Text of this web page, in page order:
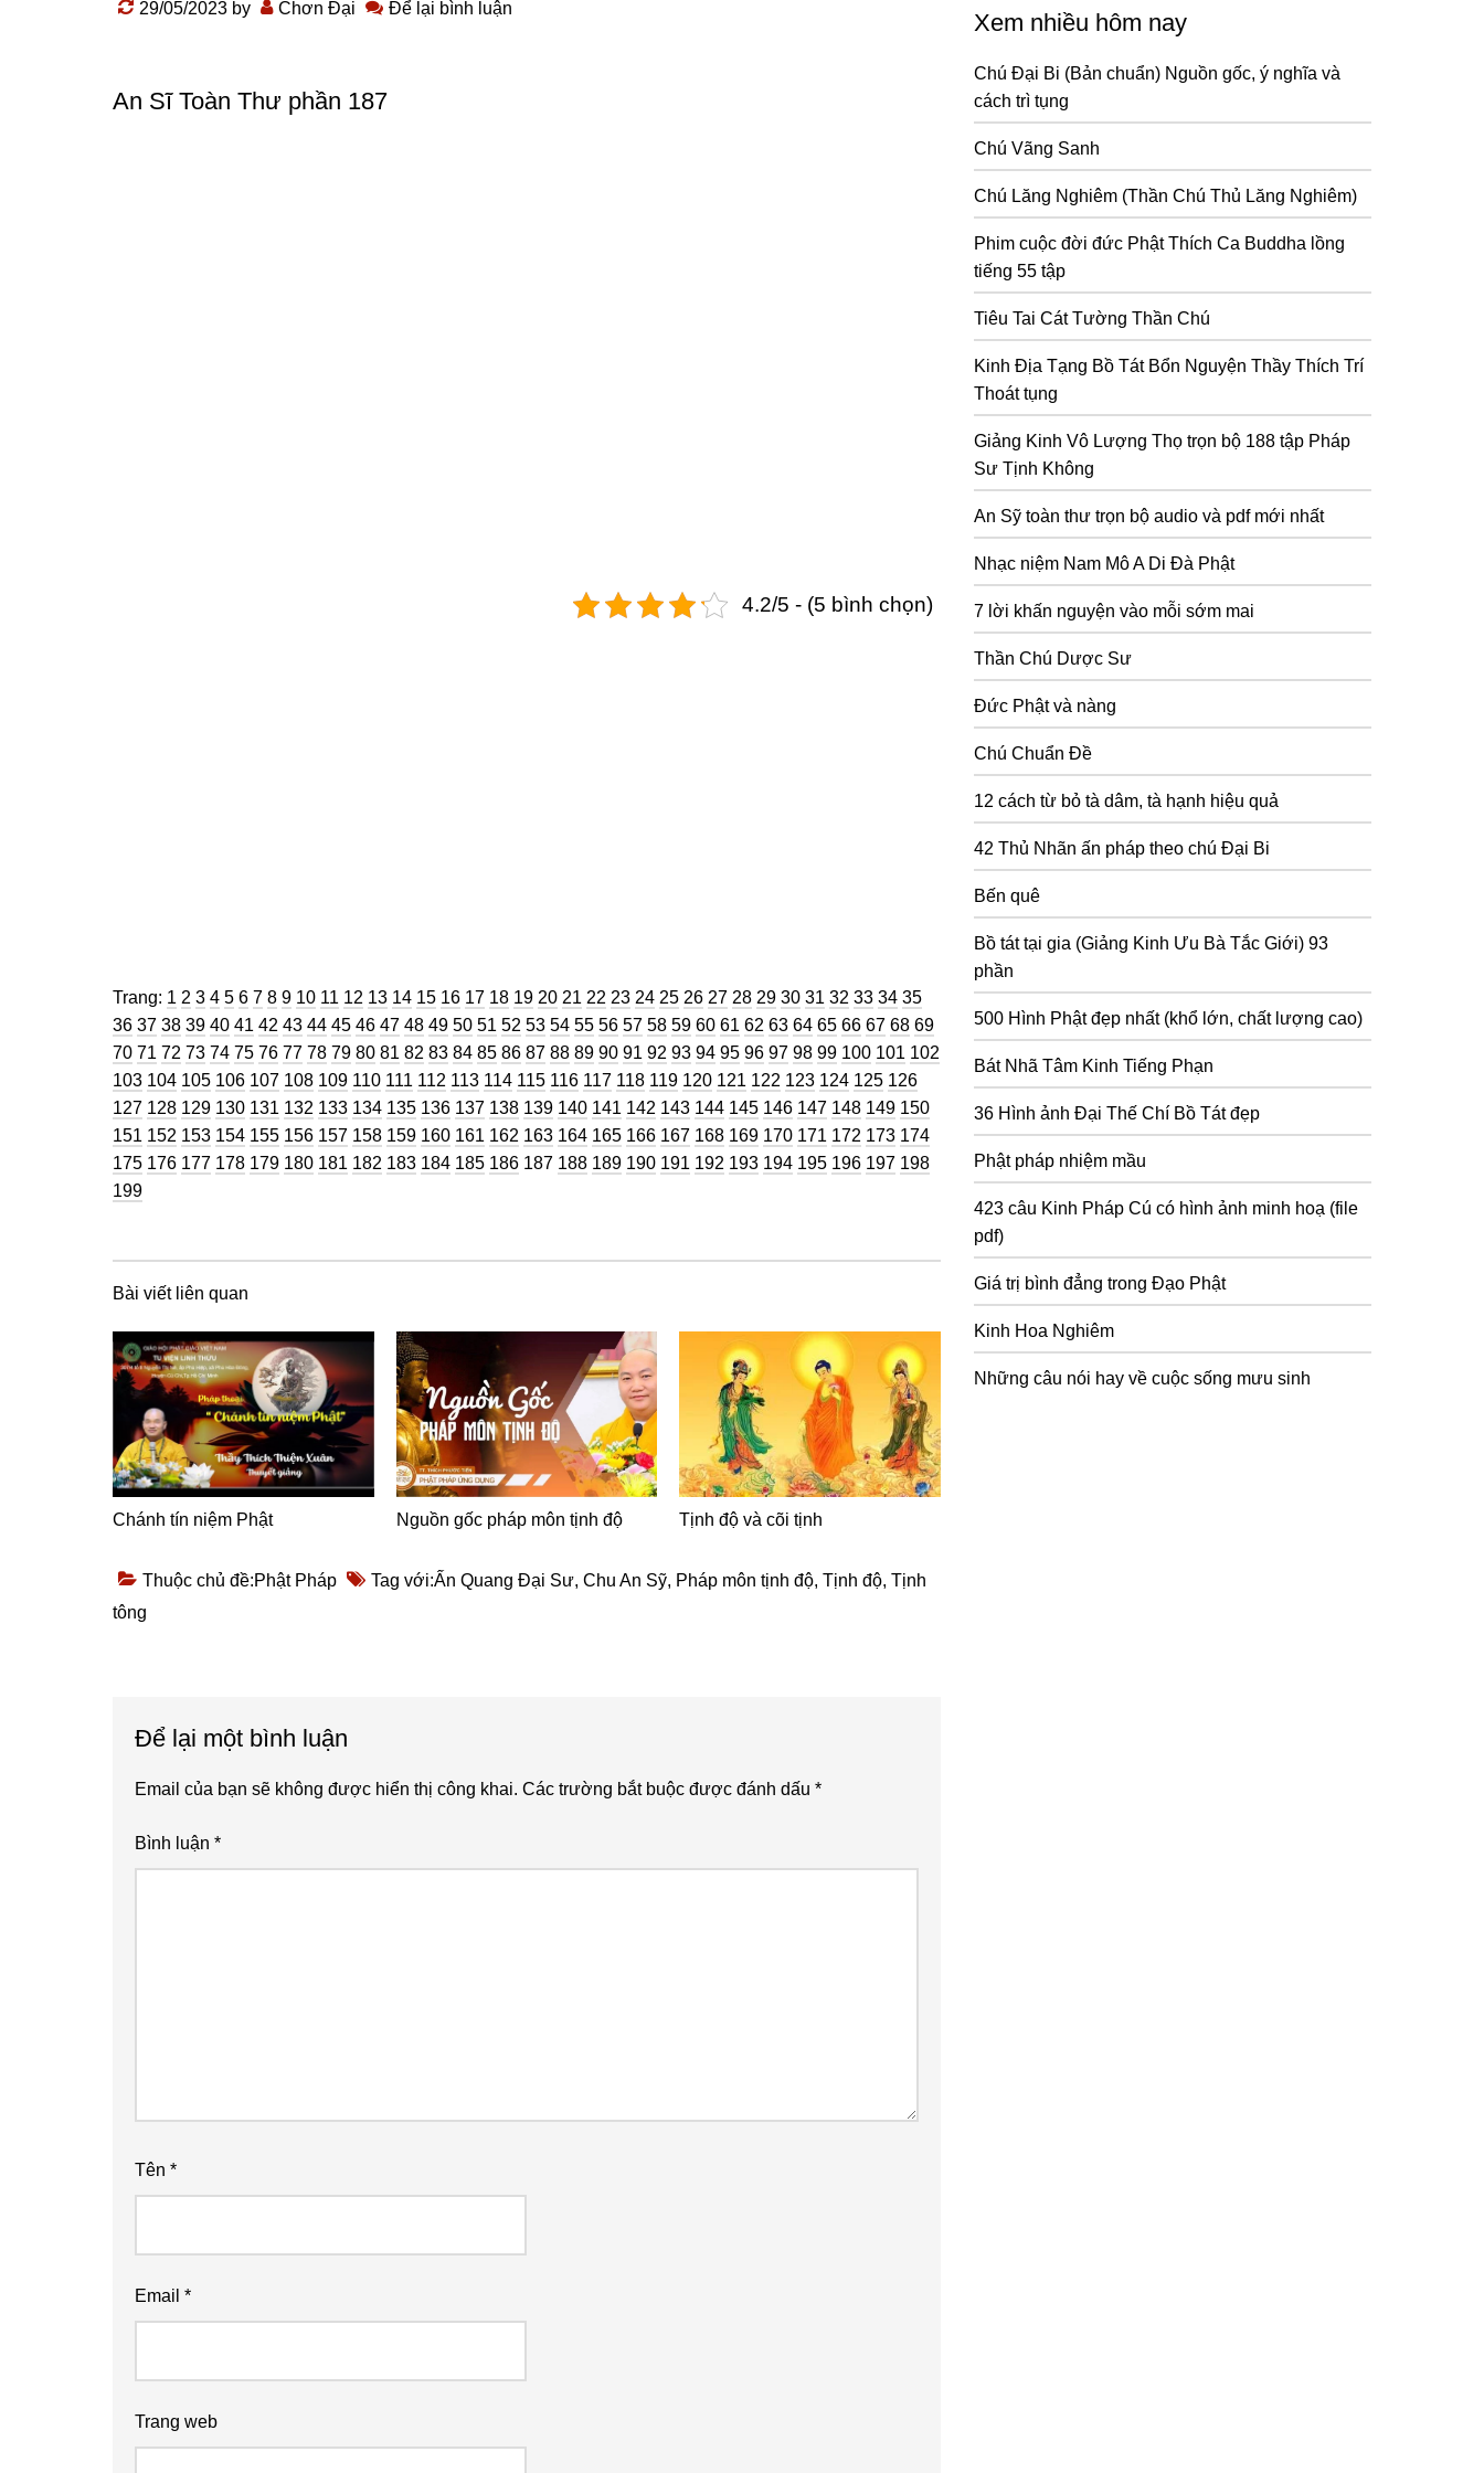
29/05/2023 by Chơn Đại Để lại bình luận
An Sĩ Toàn Thư phần 187
4.2/5 - (5 bình chọn)
Trang: Trang
1 Trang
2 Trang
3 Trang
4 Trang
5 Trang
6 Trang
7 Trang
8 Trang
9 Trang
10 Trang
11 Trang
12 Trang
13 Trang
14 Trang
15 Trang
16 Trang
17 Trang
18 Trang
19 Trang
20 Trang
21 Trang
22 Trang
23 Trang
24 Trang
25 Trang
26 Trang
27 Trang
28 Trang
29 Trang
30 Trang
31 Trang
32 Trang
33 Trang
34 Trang
35Trang
36 Trang
37 Trang
38 Trang
39 Trang
40 Trang
41 Trang
42 Trang
43 Trang
44 Trang
45 Trang
46 Trang
47 Trang
48 Trang
49 Trang
50 Trang
51 Trang
52 Trang
53 Trang
54 Trang
55 Trang
56 Trang
57 Trang
58 Trang
59 Trang
60 Trang
61 Trang
62 Trang
63 Trang
64 Trang
65 Trang
66 Trang
67 Trang
68 Trang
69Trang
70 Trang
71 Trang
72 Trang
73 Trang
74 Trang
75 Trang
76 Trang
77 Trang
78 Trang
79 Trang
80 Trang
81 Trang
82 Trang
83 Trang
84 Trang
85 Trang
86 Trang
87 Trang
88 Trang
89 Trang
90 Trang
91 Trang
92 Trang
93 Trang
94 Trang
95 Trang
96 Trang
97 Trang
98 Trang
99 Trang
100 Trang
101 Trang
102
Trang
103 Trang
104 Trang
105 Trang
106 Trang
107 Trang
108 Trang
109 Trang
110 Trang
111 Trang
112 Trang
113 Trang
114 Trang
115 Trang
116 Trang
117 Trang
118 Trang
119 Trang
120 Trang
121 Trang
122 Trang
123 Trang
124 Trang
125 Trang
126Trang
127 Trang
128 Trang
129 Trang
130 Trang
131 Trang
132 Trang
133 Trang
134 Trang
135 Trang
136 Trang
137 Trang
138 Trang
139 Trang
140 Trang
141 Trang
142 Trang
143 Trang
144 Trang
145 Trang
146 Trang
147 Trang
148 Trang
149 Trang
150Trang
151 Trang
152 Trang
153 Trang
154 Trang
155 Trang
156 Trang
157 Trang
158 Trang
159 Trang
160 Trang
161 Trang
162 Trang
163 Trang
164 Trang
165 Trang
166 Trang
167 Trang
168 Trang
169 Trang
170 Trang
171 Trang
172 Trang
173 Trang
174Trang
175 Trang
176 Trang
177 Trang
178 Trang
179 Trang
180 Trang
181 Trang
182 Trang
183 Trang
184 Trang
185 Trang
186 Trang
187 Trang
188 Trang
189 Trang
190 Trang
191 Trang
192 Trang
193 Trang
194 Trang
195 Trang
196 Trang
197 Trang
198Trang
199
Bài viết liên quan
Chánh tín niệm Phật Nguồn gốc pháp môn tịnh độ Tịnh độ và cõi tịnh
Thuộc chủ đề:Phật Pháp Tag với:Ấn Quang Đại Sư, Chu An Sỹ, Pháp môn tịnh độ, Tịnh độ, Tịnh
tông
Interactions
Để lại một bình luận
Email của bạn sẽ không được hiển thị công khai. Các trường bắt buộc được đánh dấu *
Bình luận *
Tên *
Email *
Trang web
Xem nhiều hôm nay
Chú Đại Bi (Bản chuẩn) Nguồn gốc, ý nghĩa và
cách trì tụng
Chú Vãng Sanh
Chú Lăng Nghiêm (Thần Chú Thủ Lăng Nghiêm)
Phim cuộc đời đức Phật Thích Ca Buddha lồng
tiếng 55 tập
Tiêu Tai Cát Tường Thần Chú
Kinh Địa Tạng Bồ Tát Bổn Nguyện Thầy Thích Trí
Thoát tụng
Giảng Kinh Vô Lượng Thọ trọn bộ 188 tập Pháp
Sư Tịnh Không
An Sỹ toàn thư trọn bộ audio và pdf mới nhất
Nhạc niệm Nam Mô A Di Đà Phật
7 lời khấn nguyện vào mỗi sớm mai
Thần Chú Dược Sư
Đức Phật và nàng
Chú Chuẩn Đề
12 cách từ bỏ tà dâm, tà hạnh hiệu quả
42 Thủ Nhãn ấn pháp theo chú Đại Bi
Bến quê
Bồ tát tại gia (Giảng Kinh Ưu Bà Tắc Giới) 93
phần
500 Hình Phật đẹp nhất (khổ lớn, chất lượng cao)
Bát Nhã Tâm Kinh Tiếng Phạn
36 Hình ảnh Đại Thế Chí Bồ Tát đẹp
Phật pháp nhiệm mầu
423 câu Kinh Pháp Cú có hình ảnh minh hoạ (file
pdf)
Giá trị bình đẳng trong Đạo Phật
Kinh Hoa Nghiêm
Những câu nói hay về cuộc sống mưu sinh